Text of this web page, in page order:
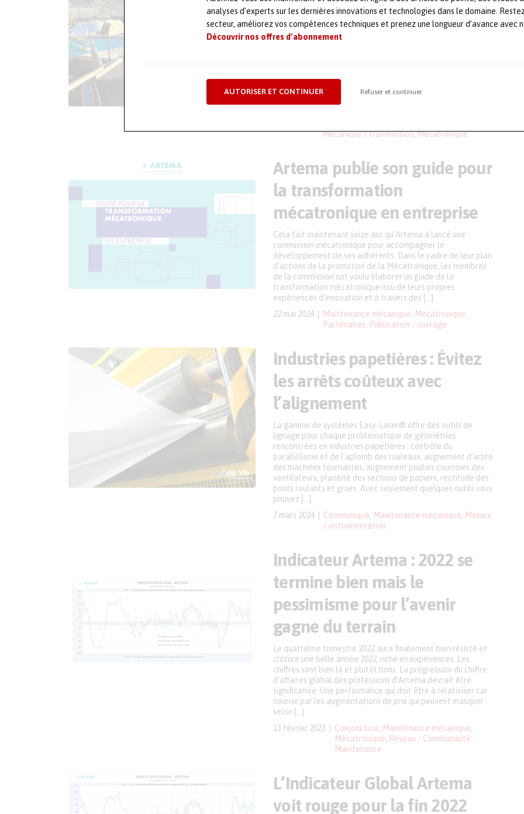
analyses d’experts sur les dernières innovations et technologies dans le domaine.
secteur, améliorez vos compétences techniques et prenez une longueur d’avance avec
Découvrir nos offres d’abonnement
AUTORISER ET CONTINUER Refuser et continuer
réducteurs industriels
Mécanique / transmission,Mécatronique
des délais de fabrication de 10 à 30 semaines. L’entreprise
alsacienne propose également […]
Artema publie son guide pour
la transformation
mécatronique en entreprise
22 mai 2024 Maintenance mécanique Mécatronique
Partenaires
Publication / ouvrage
Cela fait maintenant seize ans qu’Artema a lancé une
commission mécatronique pour accompagner le
développement de ses adhérents. Dans le cadre de leur plan
d’actions de la promotion de la Mécatronique, les membres
de la commission ont voulu élaborer un guide de la
transformation mécatronique issu de leurs propres
expériences d’innovation et à travers des […]
Industries papetières : Évitez
les arrêts coûteux avec
l’alignement
7 mars 2024 Communiqué Maintenance mécanique
Mesure
/ instrumentation
La gamme de systèmes Easy-Laser® offre des outils de
lignage pour chaque problématique de géométries
rencontrées en industries papetières : contrôle du
parallélisme et de l’aplomb des rouleaux, alignement d’arbre
des machines tournantes, alignement poulies courroies des
ventilateurs, planéité des sections de papiers, rectitude des
ponts roulants et grues. Avec seulement quelques outils vous
pouvez […]
Indicateur Artema : 2022 se
termine bien mais le
pessimisme pour l’avenir
gagne du terrain
13 février 2023 Conjoncture Maintenance mécanique
Mécatronique
Réseau / Communauté
Maintenance
Le quatrième trimestre 2022 aura finalement bien résisté et
clôture une belle année 2022, riche en expériences. Les
chiffres sont bien là et plutôt bons. La progression du chiffre
d’affaires global des professions d’Artema devrait être
significative. Une performance qui doit être à relativiser car
nourrie par les augmentations de prix qui peuvent masquer
selon […]
L’Indicateur Global Artema
voit rouge pour la fin 2022